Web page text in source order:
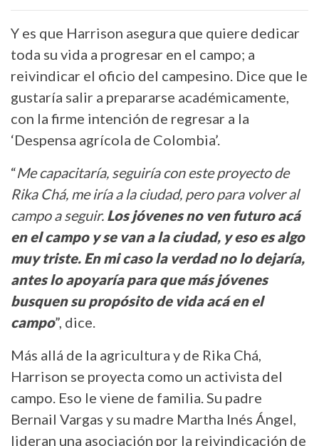
Y es que Harrison asegura que quiere dedicar
toda su vida a progresar en el campo; a
reivindicar el oficio del campesino. Dice que le
gustaría salir a prepararse académicamente,
con la firme intención de regresar a la
‘Despensa agrícola de Colombia’.
“Me capacitaría, seguiría con este proyecto de
Rika Chá, me iría a la ciudad, pero para volver al
campo a seguir. Los jóvenes no ven futuro acá
en el campo y se van a la ciudad, y eso es algo
muy triste. En mi caso la verdad no lo dejaría,
antes lo apoyaría para que más jóvenes
busquen su propósito de vida acá en el
campo”, dice.
Más allá de la agricultura y de Rika Chá,
Harrison se proyecta como un activista del
campo. Eso le viene de familia. Su padre
Bernail Vargas y su madre Martha Inés Ángel,
lideran una asociación por la reivindicación de